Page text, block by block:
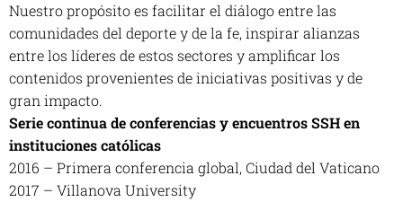
Nuestro propósito es facilitar el diálogo entre las
comunidades del deporte y de la fe, inspirar alianzas
entre los líderes de estos sectores y amplificar los
contenidos provenientes de iniciativas positivas y de
gran impacto.
Serie continua de conferencias y encuentros SSH en
instituciones católicas
2016 – Primera conferencia global, Ciudad del Vaticano
2017 – Villanova University